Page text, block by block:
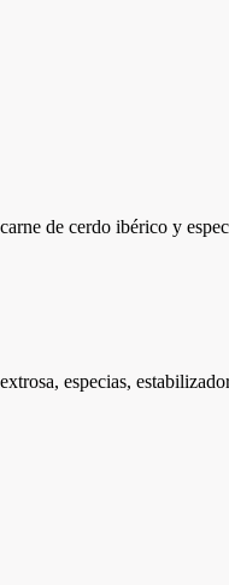
de cerdo ibérico y
especias,